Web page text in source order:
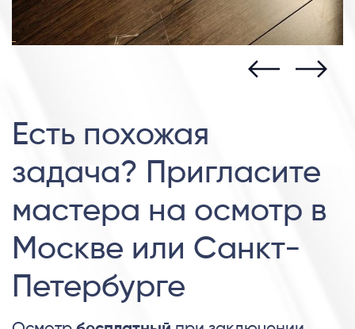
Есть похожая
задача? Пригласите
мастера на осмотр в
Москве или Санкт-
Петербурге